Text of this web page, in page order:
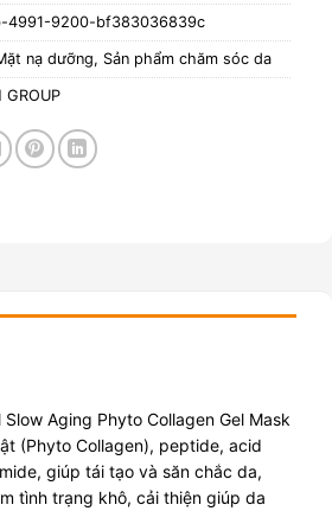
4991-9200-bf383036839c
nạ dưỡng, Sản phẩm chăm sóc da
GROUP
Aging Phyto Collagen Gel Mask
(Phyto Collagen), peptide, acid
giúp tái tạo và săn chắc da,
tình trạng khô, cải thiện giúp da